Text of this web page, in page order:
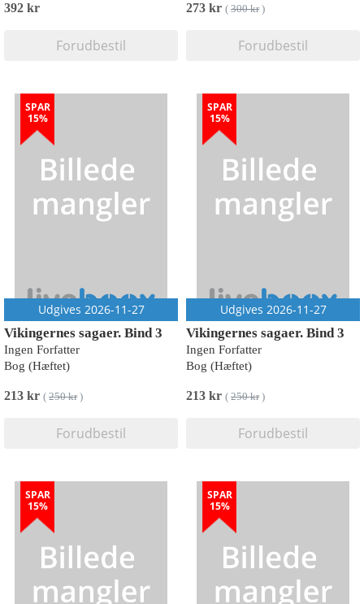
392 kr
Forudbestil
273 kr ( 300 kr)
Forudbestil
SPAR
15%
Udgives 2026-11-27
Vikingernes sagaer. Bind 3
Ingen Forfatter
Bog (Hæftet)
213 kr ( 250 kr)
Forudbestil
SPAR
15%
Udgives 2026-11-27
Vikingernes sagaer. Bind 3
Ingen Forfatter
Bog (Hæftet)
213 kr ( 250 kr)
Forudbestil
SPAR
15%
SPAR
15%